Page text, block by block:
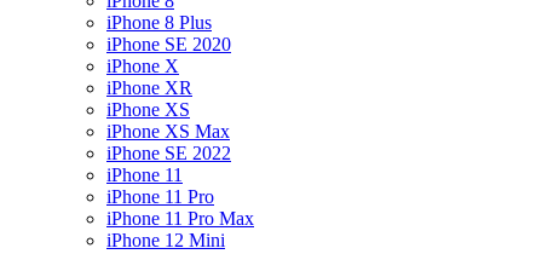
iPhone 8 Plus
iPhone SE 2020
iPhone X
iPhone XR
iPhone XS
iPhone XS Max
iPhone SE 2022
iPhone 11
iPhone 11 Pro
iPhone 11 Pro Max
iPhone 12 Mini